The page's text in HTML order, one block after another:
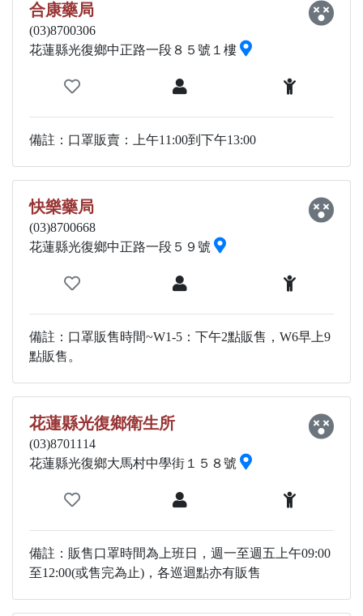
合康藥局
(03)8700306
花蓮縣光復鄉中正路一段８５號１樓
備註：口罩販賣：上午11:00到下午13:00
快樂藥局
(03)8700668
花蓮縣光復鄉中正路一段５９號
備註：口罩販售時間~W1-5：下午2點販售，W6早上9
點販售。
花蓮縣光復鄉衛生所
(03)8701114
花蓮縣光復鄉大馬村中學街１５８號
備註：販售口罩時間為上班日，週一至週五上午09:00
至12:00(或售完為止)，各巡迴點亦有販售